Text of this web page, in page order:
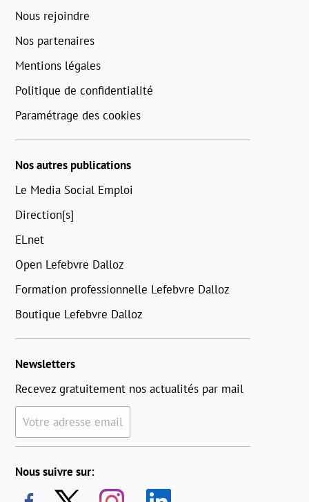
Nous rejoindre
Nos partenaires
Mentions légales
Politique de confidentialité
Paramétrage des cookies
Nos autres publications
Le Media Social Emploi
Direction[s]
ELnet
Open Lefebvre Dalloz
Formation professionnelle Lefebvre Dalloz
Boutique Lefebvre Dalloz
Newsletters
Recevez gratuitement nos actualités par mail
Votre adresse email
Nous suivre sur: